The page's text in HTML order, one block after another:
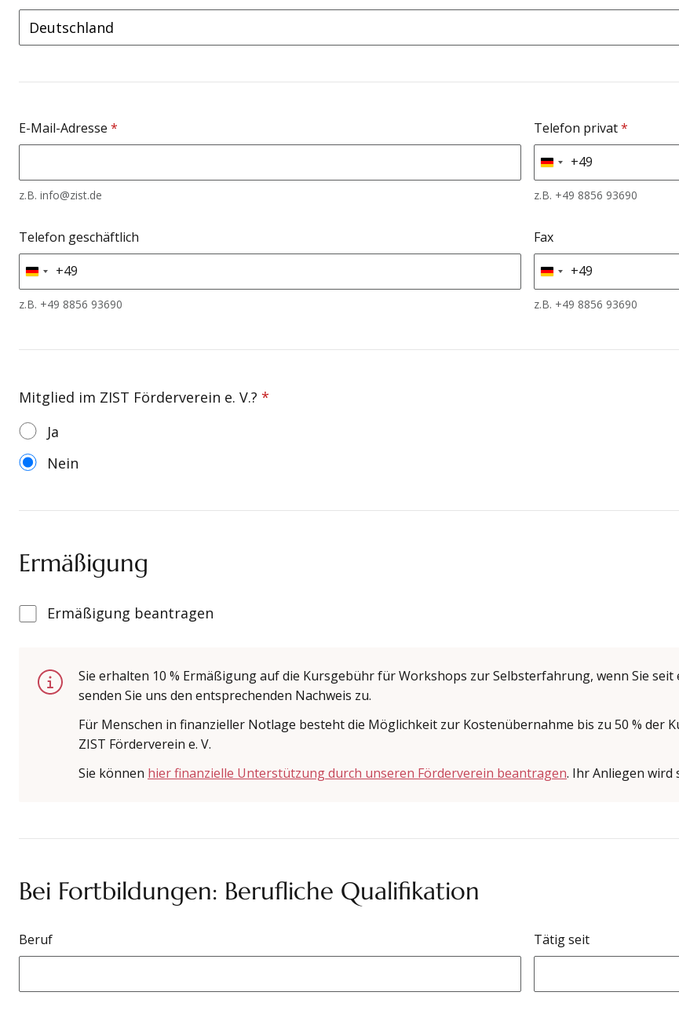
E-Mail-Adresse *
z.B. info@zist.de
Telefon privat*
Germany
+49
+49
z.B. +49 8856 93690
Telefon geschäftlich
Germany
+49
+49
z.B. +49 8856 93690
Fax
Germany
+49
+49
z.B. +49 8856 93690
Mitglied im ZIST Förderverein e. V.? *
Ja
Nein
Ermäßigung
Ermäßigung
Ermäßigung beantragen
Sie erhalten 10 % Ermäßigung auf die Kursgebühr für Workshops zur Selbsterfahrung, wenn Sie seit
senden Sie uns den entsprechenden Nachweis zu.
Für Menschen in finanzieller Notlage besteht die Möglichkeit zur Kostenübernahme bis zu 50 %
ZIST Förderverein e. V.
Sie können hier finanzielle Unterstützung durch unseren Förderverein beantragen. Ihr Anliegen wird
Bei Fortbildungen: Berufliche Qualifikation
Beruf Tätig seit